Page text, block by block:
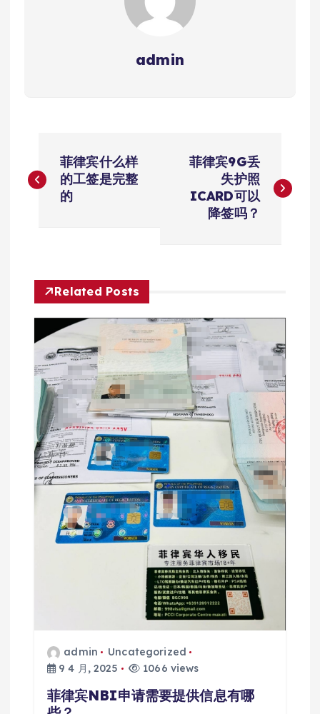
admin
章
菲律宾什么样
的工签是完整
的
菲律宾9G丢
失护照
ICARD可以
降签吗？
Related Posts
admin
Uncategorized
9 4 月, 2025
1066 views
菲律宾NBI申请需要提供信息有哪